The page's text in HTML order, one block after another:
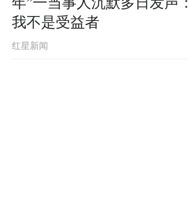
我不是受益者
红星新闻